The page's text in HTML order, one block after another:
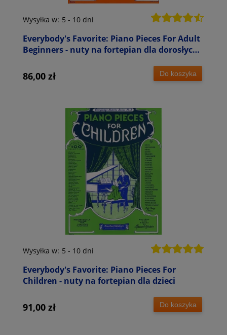
Everybody's Favorite: Piano Pieces For Adult
Beginners - nuty na fortepian dla dorosłych
Wysyłka w: 5 - 10 dni
86,00 zł Do koszyka
Everybody's Favorite: Piano Pieces For
Children - nuty na fortepian dla dzieci
Wysyłka w: 5 - 10 dni
91,00 zł Do koszyka